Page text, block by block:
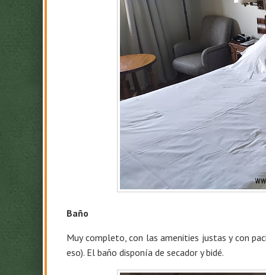
Baño
Muy completo, con las amenities justas y con
eso). El baño disponía de secador y bidé.